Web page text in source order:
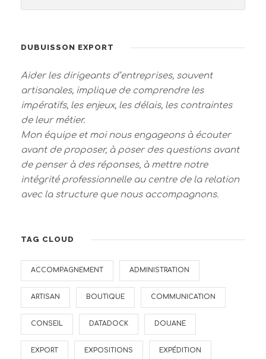
DUBUISSON EXPORT
Aider les dirigeants d’entreprises, souvent
artisanales, implique de comprendre les
impératifs, les enjeux, les délais, les contraintes
de leur métier.
Mon équipe et moi nous engageons à écouter
avant de proposer, à poser des questions avant
de penser à des réponses, à mettre notre
intégrité professionnelle au centre de la relation
avec la structure que nous accompagnons.
TAG CLOUD
ACCOMPAGNEMENT ADMINISTRATION
ARTISAN BOUTIQUE COMMUNICATION
CONSEIL DATADOCK DOUANE
EXPORT EXPOSITIONS EXPÉDITION